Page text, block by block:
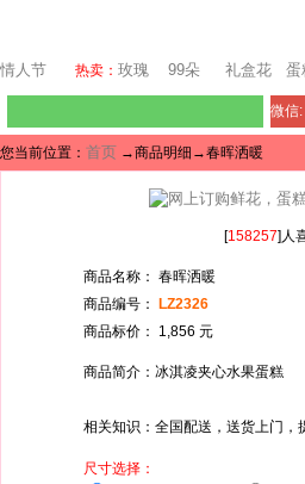
情人节 热卖： 玫瑰 99朵 礼盒花 蛋
微信:
您当前位置： 首页 →商品明细→春晖洒暖
[158257]人
商品名称： 春晖洒暖
商品编号：
LZ2326
商品标价： 1,856 元
商品简介：冰淇凌夹心水果蛋糕
相关知识：全国配送，送货上门，
尺寸选择：